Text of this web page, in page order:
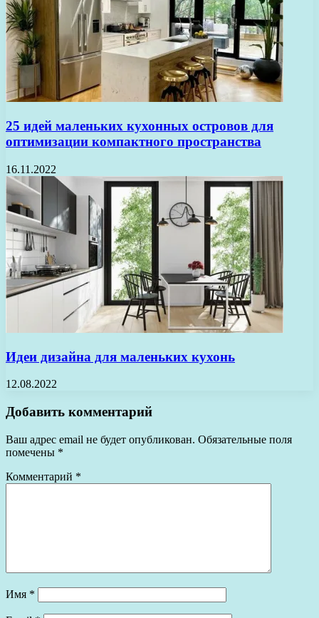
25 идей маленьких кухонных островов для
оптимизации компактного пространства
16.11.2022
Идеи дизайна для маленьких кухонь
12.08.2022
Добавить комментарий
Ваш адрес email не будет опубликован. Обязательные поля
помечены *
Комментарий *
Имя *